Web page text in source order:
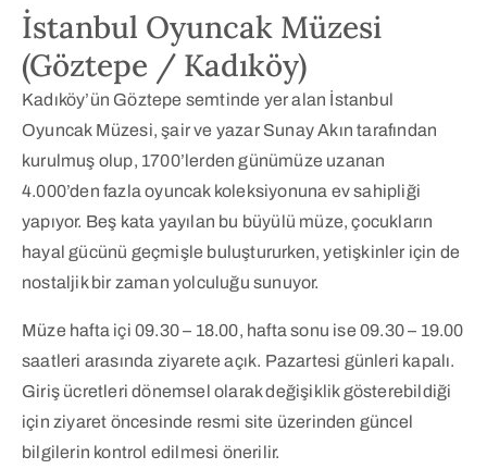
İstanbul Oyuncak Müzesi
(Göztepe / Kadıköy)
Kadıköy’ün Göztepe semtinde yer alan İstanbul
Oyuncak Müzesi, şair ve yazar Sunay Akın tarafından
kurulmuş olup, 1700’lerden günümüze uzanan
4.000’den fazla oyuncak koleksiyonuna ev sahipliği
yapıyor. Beş kata yayılan bu büyülü müze, çocukların
hayal gücünü geçmişle buluştururken, yetişkinler için de
nostaljik bir zaman yolculuğu sunuyor.
Müze hafta içi 09.30 – 18.00, hafta sonu ise 09.30 – 19.00
saatleri arasında ziyarete açık. Pazartesi günleri kapalı.
Giriş ücretleri dönemsel olarak değişiklik gösterebildiği
için ziyaret öncesinde resmi site üzerinden güncel
bilgilerin kontrol edilmesi önerilir.